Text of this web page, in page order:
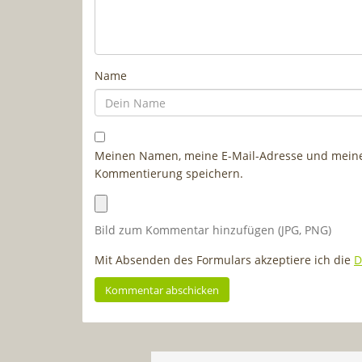
Name
Meinen Namen, meine E-Mail-Adresse und
Kommentierung speichern.
Bild zum Kommentar hinzufügen (JPG, PNG)
Mit Absenden des Formulars akzeptiere ich die